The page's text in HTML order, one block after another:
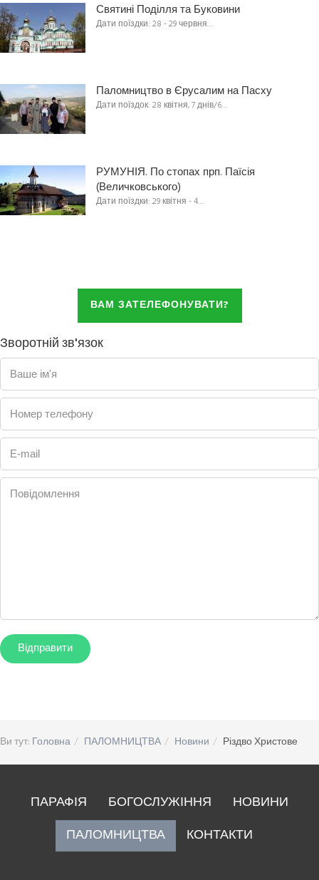
Святині Поділля та Буковини
Дати поїздки: 28 - 29 червня…
Паломництво в Єрусалим на Пасху
Дати поїздок: 28 квітня, 7 днів/6…
РУМУНІЯ. По стопах прп. Паїсія
(Величковського)
Дати поїздки: 29 квітня - 4…
ВАМ ЗАТЕЛЕФОНУВАТИ?
Зворотній зв'язок
Ваше ім'я
Номер телефону
E-mail
Повідомлення
Ви тут: Головна ПАЛОМНИЦТВА Новини Різдво Христове
ПАРАФІЯ БОГОСЛУЖІННЯ
НОВИНИ
ПАЛОМНИЦТВА
КОНТАКТИ